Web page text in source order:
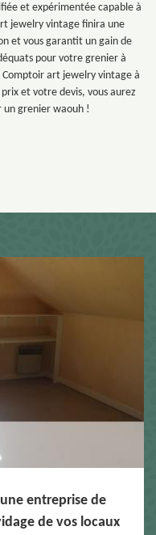
et expérimentée capable à
jewelry vintage finira une
et vous garantit un gain de
pour votre grenier à
Comptoir art jewelry vintage à
et votre devis, vous aurez
un grenier waouh !
entreprise de
de vos locaux